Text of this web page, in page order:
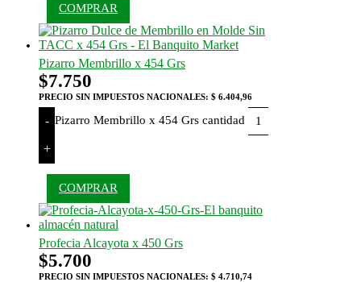
COMPRAR
Pizarro Membrillo x 454 Grs
$7.750
PRECIO SIN IMPUESTOS NACIONALES: $ 6.404,96
- Pizarro Membrillo x 454 Grs cantidad
+
COMPRAR
Profecia Alcayota x 450 Grs
$5.700
PRECIO SIN IMPUESTOS NACIONALES: $ 4.710,74